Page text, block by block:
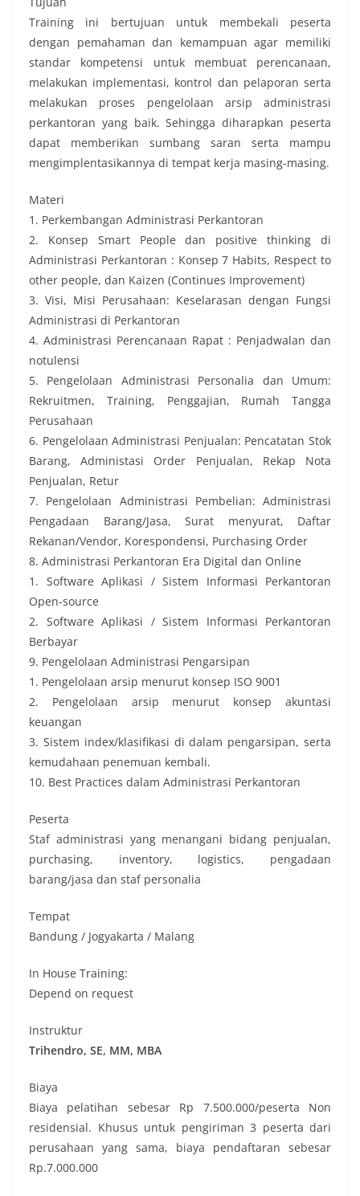
Training ini bertujuan untuk membekali peserta
dengan pemahaman dan kemampuan agar memiliki
standar kompetensi untuk membuat perencanaan,
melakukan implementasi, kontrol dan pelaporan serta
melakukan proses pengelolaan arsip administrasi
perkantoran yang baik. Sehingga diharapkan peserta
dapat memberikan sumbang saran serta mampu
mengimplentasikannya di tempat kerja masing-masing.
Materi
1. Perkembangan Administrasi Perkantoran
2. Konsep Smart People dan positive thinking di
Administrasi Perkantoran : Konsep 7 Habits, Respect to
other people, dan Kaizen (Continues Improvement)
3. Visi, Misi Perusahaan: Keselarasan dengan Fungsi
Administrasi di Perkantoran
4. Administrasi Perencanaan Rapat : Penjadwalan dan
notulensi
5. Pengelolaan Administrasi Personalia dan Umum:
Rekruitmen, Training, Penggajian, Rumah Tangga
Perusahaan
6. Pengelolaan Administrasi Penjualan: Pencatatan Stok
Barang, Administasi Order Penjualan, Rekap Nota
Penjualan, Retur
7. Pengelolaan Administrasi Pembelian: Administrasi
Pengadaan Barang/Jasa, Surat menyurat, Daftar
Rekanan/Vendor, Korespondensi, Purchasing Order
8. Administrasi Perkantoran Era Digital dan Online
1. Software Aplikasi / Sistem Informasi Perkantoran
Open-source
2. Software Aplikasi / Sistem Informasi Perkantoran
Berbayar
9. Pengelolaan Administrasi Pengarsipan
1. Pengelolaan arsip menurut konsep ISO 9001
2. Pengelolaan arsip menurut konsep akuntasi
keuangan
3. Sistem index/klasifikasi di dalam pengarsipan, serta
kemudahaan penemuan kembali.
10. Best Practices dalam Administrasi Perkantoran
Peserta
Staf administrasi yang menangani bidang penjualan,
purchasing, inventory, logistics, pengadaan
barang/jasa dan staf personalia
Tempat
Bandung / Jogyakarta / Malang
In House Training:
Depend on request
Instruktur
Trihendro, SE, MM, MBA
Biaya
Biaya pelatihan sebesar Rp 7.500.000/peserta Non
residensial. Khusus untuk pengiriman 3 peserta dari
perusahaan yang sama, biaya pendaftaran sebesar
Rp.7.000.000